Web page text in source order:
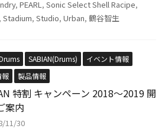
, PEARL, Sonic Select Shell Racipe,
, Stadium, Studio, Urban, 鶴谷智生
SABIAN(Drums)
イベント情報
報
製品情報
特割 キャンペーン 2018〜2019 開
案内
11/30